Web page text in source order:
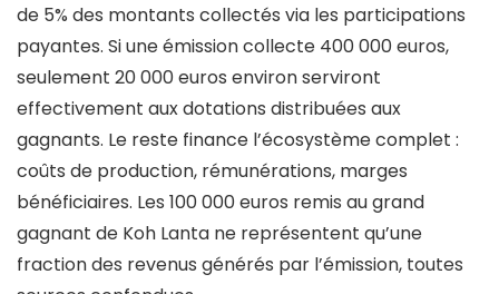
de 5% des montants collectés via les participations
payantes. Si une émission collecte 400 000 euros,
seulement 20 000 euros environ serviront
effectivement aux dotations distribuées aux
gagnants. Le reste finance l’écosystème complet :
coûts de production, rémunérations, marges
bénéficiaires. Les 100 000 euros remis au grand
gagnant de Koh Lanta ne représentent qu’une
fraction des revenus générés par l’émission, toutes